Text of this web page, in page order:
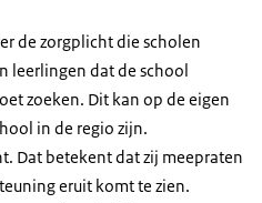
de zorgplicht die scholen
leerlingen dat de school
zoeken. Dit kan op de eigen
in de regio zijn.
Dat betekent dat zij meepraten
eruit komt te zien.